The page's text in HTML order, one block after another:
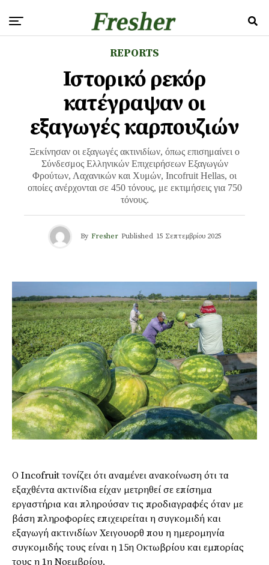
REPORTS
Ιστορικό ρεκόρ
κατέγραψαν οι
εξαγωγές καρπουζιών
Ξεκίνησαν οι εξαγωγές ακτινιδίων, όπως επισημαίνει ο
Σύνδεσμος Ελληνικών Επιχειρήσεων Εξαγωγών
Φρούτων, Λαχανικών και Χυμών, Incofruit Hellas, οι
οποίες ανέρχονται σε 450 τόνους, με εκτιμήσεις για 750
τόνους.
By Fresher Published 15 Σεπτεμβρίου 2025
Ο Incofruit τονίζει ότι αναμένει ανακοίνωση ότι τα
εξαχθέντα ακτινίδια είχαν μετρηθεί σε επίσημα
εργαστήρια και πληρούσαν τις προδιαγραφές όταν με
βάση πληροφορίες επιχειρείται η συγκομιδή και
εξαγωγή ακτινιδίων Χειγουορθ που η ημερομηνία
συγκομιδής τους είναι η 15η Οκτωβρίου και εμπορίας
τους η 1η Νοεμβρίου.